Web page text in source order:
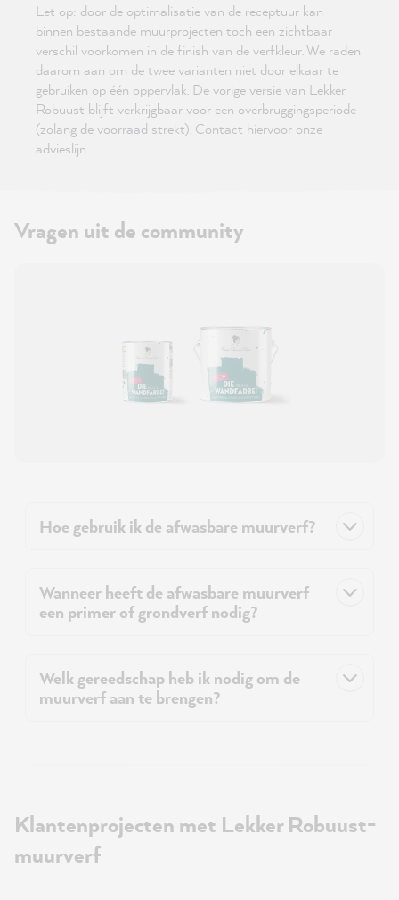
Let op: door de optimalisatie van de receptuur kan
binnen bestaande muurprojecten toch een zichtbaar
verschil voorkomen in de finish van de verfkleur. We raden
daarom aan om de twee varianten niet door elkaar te
gebruiken op één oppervlak. De vorige versie van Lekker
Robuust blijft verkrijgbaar voor een overbruggingsperiode
(zolang de voorraad strekt). Contact hiervoor onze
advieslijn.
Vragen uit de community
Hoe gebruik ik de afwasbare muurverf?
Wanneer heeft de afwasbare muurverf
een primer of grondverf nodig?
Welk gereedschap heb ik nodig om de
muurverf aan te brengen?
Klantenprojecten met Lekker Robuust-
muurverf